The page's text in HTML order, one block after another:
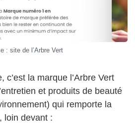
: site de l’Arbre Vert
c’est la marque l’Arbre Vert
et produits de beauté
qui remporte la
loin devant :